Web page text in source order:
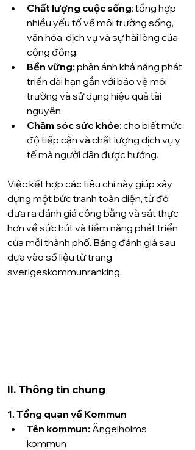
Chất lượng cuộc sống: tổng hợp
nhiều yếu tố về môi trường sống,
văn hóa, dịch vụ và sự hài lòng của
cộng đồng.
Bền vững: phản ánh khả năng phát
triển dài hạn gắn với bảo vệ môi
trường và sử dụng hiệu quả tài
nguyên.
Chăm sóc sức khỏe: cho biết mức
độ tiếp cận và chất lượng dịch vụ y
tế mà người dân được hưởng.
Việc kết hợp các tiêu chí này giúp xây
dựng một bức tranh toàn diện, từ đó
đưa ra đánh giá công bằng và sát thực
hơn về sức hút và tiềm năng phát triển
của mỗi thành phố. Bảng đánh giá sau
dựa vào số liệu từ trang
sverigeskommunranking.
II. Thông tin chung
1. Tổng quan về Kommun
Tên kommun: Ängelholms
kommun